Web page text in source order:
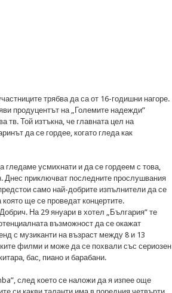
трябва да са от 16-годишни нагоре.
продуцентът на „Големите надежди”
Той изтъкна, че главната цел на
да се гордее, когато гледа как
гледаме усмихнати и да се гордеем с това,
Днес приключват последните прослушвания
само най-добрите изпълнители да се
ще се проведат концертите.
На 29 януари в хотел „България” те
възможност да се окажат
с музиканти на възраст между 8 и 13
филми и може да се похвали със сериозен
бас, пиано и барабани.
след което се наложи да я изпее още